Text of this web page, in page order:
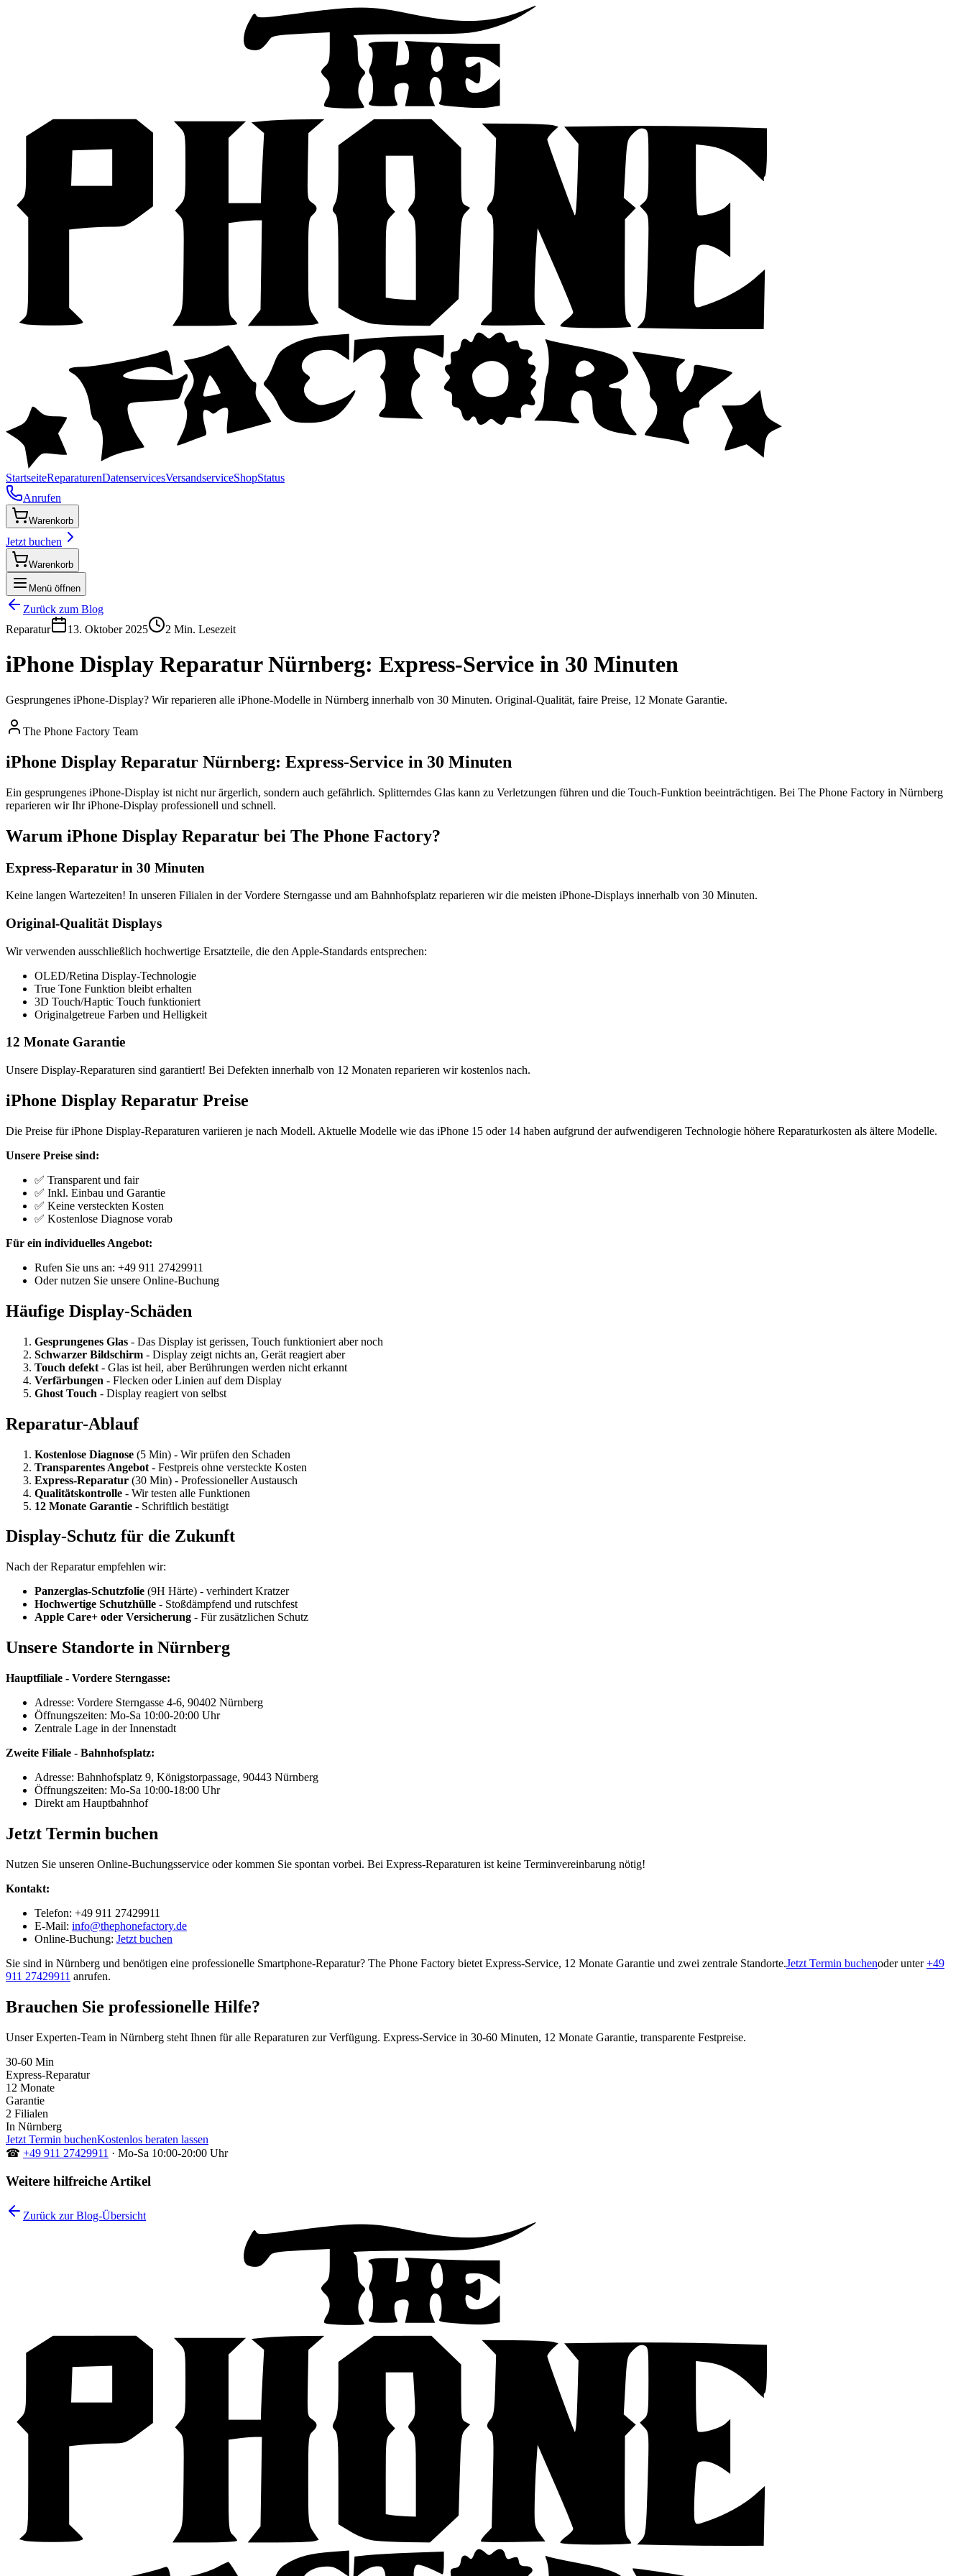
StartseiteReparaturenDatenservicesVersandserviceShopStatus
Anrufen
Warenkorb
Jetzt buchen
Warenkorb
Menü öffnen
Zurück zum Blog
Reparatur
13. Oktober 2025 2 Min. Lesezeit
iPhone Display Reparatur Nürnberg: Express-Service in 30 Minuten
Gesprungenes iPhone-Display? Wir reparieren alle iPhone-Modelle in Nürnberg innerhalb von 30 Minuten. Original-Qualität, faire Preise, 12 Monate Garantie.
The Phone Factory Team
iPhone Display Reparatur Nürnberg: Express-Service in 30 Minuten
Ein gesprungenes iPhone-Display ist nicht nur ärgerlich, sondern auch gefährlich. Splitterndes Glas kann zu Verletzungen führen und die Touch-Funktion beeinträchtigen. Bei The Phone Factory in Nürnberg
reparieren wir Ihr iPhone-Display professionell und schnell.
Warum iPhone Display Reparatur bei The Phone Factory?
Express-Reparatur in 30 Minuten
Keine langen Wartezeiten! In unseren Filialen in der Vordere Sterngasse und am Bahnhofsplatz reparieren wir die meisten iPhone-Displays innerhalb von 30 Minuten.
Original-Qualität Displays
Wir verwenden ausschließlich hochwertige Ersatzteile, die den Apple-Standards entsprechen:
OLED/Retina Display-Technologie
True Tone Funktion bleibt erhalten
3D Touch/Haptic Touch funktioniert
Originalgetreue Farben und Helligkeit
12 Monate Garantie
Unsere Display-Reparaturen sind garantiert! Bei Defekten innerhalb von 12 Monaten reparieren wir kostenlos nach.
iPhone Display Reparatur Preise
Die Preise für iPhone Display-Reparaturen variieren je nach Modell. Aktuelle Modelle wie das iPhone 15 oder 14 haben aufgrund der aufwendigeren Technologie höhere Reparaturkosten als ältere Modelle.
Unsere Preise sind:
✅ Transparent und fair
✅ Inkl. Einbau und Garantie
✅ Keine versteckten Kosten
✅ Kostenlose Diagnose vorab
Für ein individuelles Angebot:
Rufen Sie uns an: +49 911 27429911
Oder nutzen Sie unsere Online-Buchung
Häufige Display-Schäden
Gesprungenes Glas - Das Display ist gerissen, Touch funktioniert aber noch
Schwarzer Bildschirm - Display zeigt nichts an, Gerät reagiert aber
Touch defekt - Glas ist heil, aber Berührungen werden nicht erkannt
Verfärbungen - Flecken oder Linien auf dem Display
Ghost Touch - Display reagiert von selbst
Reparatur-Ablauf
Kostenlose Diagnose (5 Min) - Wir prüfen den Schaden
Transparentes Angebot - Festpreis ohne versteckte Kosten
Express-Reparatur (30 Min) - Professioneller Austausch
Qualitätskontrolle - Wir testen alle Funktionen
12 Monate Garantie - Schriftlich bestätigt
Display-Schutz für die Zukunft
Nach der Reparatur empfehlen wir:
Panzerglas-Schutzfolie (9H Härte) - verhindert Kratzer
Hochwertige Schutzhülle - Stoßdämpfend und rutschfest
Apple Care+ oder Versicherung - Für zusätzlichen Schutz
Unsere Standorte in Nürnberg
Hauptfiliale - Vordere Sterngasse:
Adresse: Vordere Sterngasse 4-6, 90402 Nürnberg
Öffnungszeiten: Mo-Sa 10:00-20:00 Uhr
Zentrale Lage in der Innenstadt
Zweite Filiale - Bahnhofsplatz:
Adresse: Bahnhofsplatz 9, Königstorpassage, 90443 Nürnberg
Öffnungszeiten: Mo-Sa 10:00-18:00 Uhr
Direkt am Hauptbahnhof
Jetzt Termin buchen
Nutzen Sie unseren Online-Buchungsservice oder kommen Sie spontan vorbei. Bei Express-Reparaturen ist keine Terminvereinbarung nötig!
Kontakt:
Telefon: +49 911 27429911
E-Mail: info@thephonefactory.de
Online-Buchung: Jetzt buchen
Sie sind in Nürnberg und benötigen eine professionelle Smartphone-Reparatur? The Phone Factory bietet Express-Service, 12 Monate Garantie und zwei zentrale Standorte.Jetzt Termin buchenoder unter+49
911 27429911 anrufen.
Brauchen Sie professionelle Hilfe?
Unser Experten-Team in Nürnberg steht Ihnen für alle Reparaturen zur Verfügung. Express-Service in 30-60 Minuten, 12 Monate Garantie, transparente Festpreise.
30-60 Min
Express-Reparatur
12 Monate
Garantie
2 Filialen
In Nürnberg
Jetzt Termin buchenKostenlos beraten lassen
☎ +49 911 27429911 · Mo-Sa 10:00-20:00 Uhr
Weitere hilfreiche Artikel
Zurück zur Blog-Übersicht